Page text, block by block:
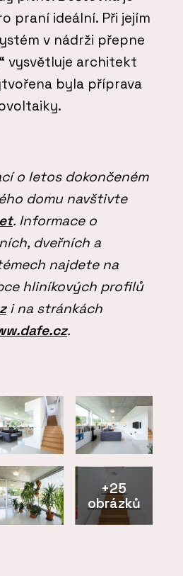
praní ideální. Při jejím
v nádrži přepne
vysvětluje architekt
byla příprava
o letos dokončeném
domu navštivte
. Informace o
dveřních a
najdete na
hliníkových profilů
i na stránkách
.
+25
obrázků